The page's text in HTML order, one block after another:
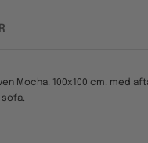
Mocha. 100x100 cm. med